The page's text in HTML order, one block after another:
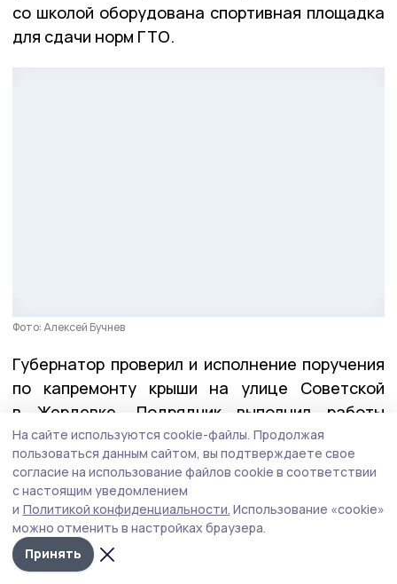
со школой оборудована спортивная площадка
для сдачи норм ГТО.
Фото: Алексей Бучнев
Губернатор проверил и исполнение поручения
по капремонту крыши на улице Советской
в Жердевке. Подрядчик выполнил работы
в полном объёме и раньше обещанного срока.
Герои Тамбовщины
На этой неделе вместе с директором Высшей
школы государственного управления Олегом
Кондратенко Евгений Первышов
На сайте используются cookie-файлы. Продолжая
пользоваться данным сайтом, вы подтверждаете свое
согласие на использование файлов cookie в соответствии
с настоящим уведомлением
и Политикой конфиденциальности. Использование «cookie»
можно отменить в настройках браузера.
Принять